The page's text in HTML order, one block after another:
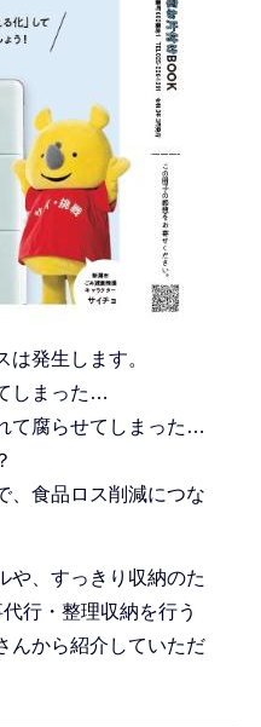
発生します。
しまった…
て腐らせてしまった…
、食品ロス削減につな
や、すっきり収納のた
行・整理収納を行う
んから紹介していただ